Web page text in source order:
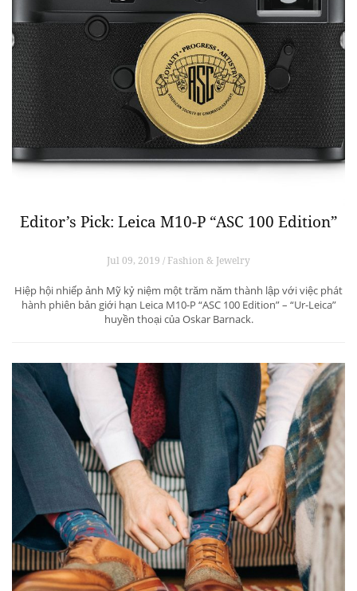
Editor’s Pick: Leica M10-P “ASC 100 Edition”
Jul 09, 2019 / Fashion & Jewelry
Hiệp hội nhiếp ảnh Mỹ kỷ niệm một trăm năm thành lập với việc phát
hành phiên bản giới hạn Leica M10-P “ASC 100 Edition” – “Ur-Leica”
huyền thoại của Oskar Barnack.